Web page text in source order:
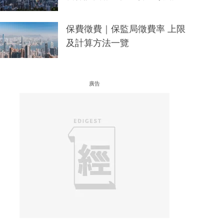
保費徵費｜保監局徵費率 上限
及計算方法一覽
廣告